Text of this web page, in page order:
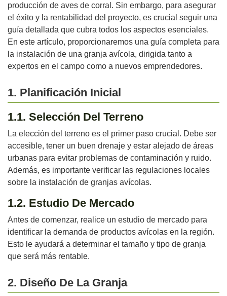
producción de aves de corral. Sin embargo, para asegurar
el éxito y la rentabilidad del proyecto, es crucial seguir una
guía detallada que cubra todos los aspectos esenciales.
En este artículo, proporcionaremos una guía completa para
la instalación de una granja avícola, dirigida tanto a
expertos en el campo como a nuevos emprendedores.
1. Planificación Inicial
1.1. Selección Del Terreno
La elección del terreno es el primer paso crucial. Debe ser
accesible, tener un buen drenaje y estar alejado de áreas
urbanas para evitar problemas de contaminación y ruido.
Además, es importante verificar las regulaciones locales
sobre la instalación de granjas avícolas.
1.2. Estudio De Mercado
Antes de comenzar, realice un estudio de mercado para
identificar la demanda de productos avícolas en la región.
Esto le ayudará a determinar el tamaño y tipo de granja
que será más rentable.
2. Diseño De La Granja